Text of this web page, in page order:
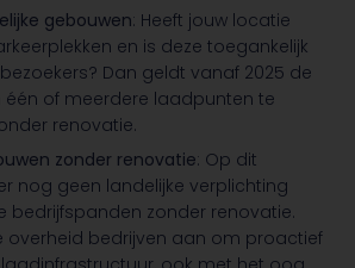
gebouwen: Heeft jouw locatie
en is deze toegankelijk
Dan geldt vanaf 2025 de
of meerdere laadpunten te
renovatie.
zonder renovatie: Op dit
nog geen landelijke verplichting
bedrijfspanden zonder renovatie.
overheid bedrijven aan om proactief